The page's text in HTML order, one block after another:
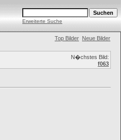
Erweiterte Suche
Top Bilder Neue Bilder
N�chstes Bild:
f063